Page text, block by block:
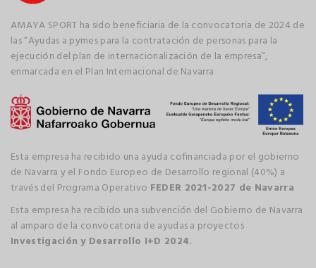
AMAYA SPORT ha sido beneficiaria de la convocatoria de 2024 de
las “Ayudas a pymes para la contratación de personas para la
ejecución del plan de internacionalización de la empresa”,
enmarcada en el Plan Internacional de Navarra
Esta empresa ha recibido una ayuda cofinanciada por el gobierno
de Navarra y el Fondo Europeo de Desarrollo regional (40%) a
través del Programa Operativo FEDER 2021-2027 de Navarra
Esta empresa ha recibido una subvención del Gobierno de Navarra
al amparo de la convocatoria de ayudas a proyectos
Investigación y Desarrollo I+D 2024.